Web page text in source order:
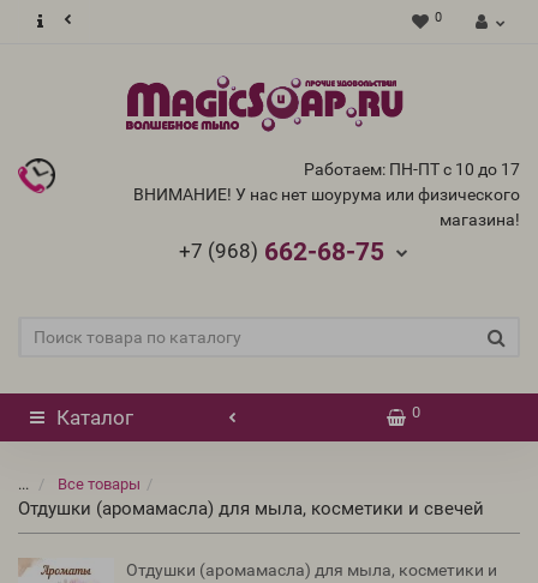
0
Работаем: ПН-ПТ с 10 до 17
ВНИМАНИЕ! У нас нет шоурума или физического
магазина!
+7 (968) 662-68-75
Каталог 0
... Все товары
Отдушки (аромамасла) для мыла, косметики и свечей
Отдушки (аромамасла) для мыла, косметики и